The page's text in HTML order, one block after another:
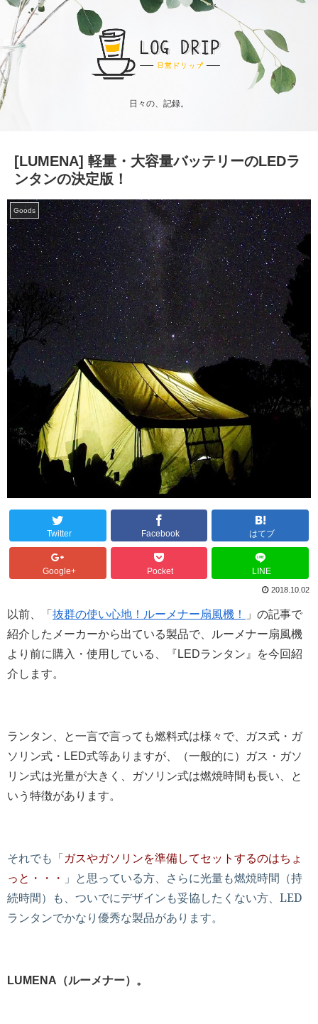
日々の、記録。
[LUMENA] 軽量・大容量バッテリーのLEDラ
ンタンの決定版！
Goods
Twitter Facebook はてブ
Google+ Pocket LINE
2018.10.02
以前、「 抜群の使い心地！ルーメナー扇風機！
」の記事で
紹介したメーカーから出ている製品で、ルーメナー扇風機
より前に購入・使用している、『LEDランタン』を今回紹
介します。
ランタン、と一言で言っても燃料式は様々で、ガス式・ガ
ソリン式・LED式等ありますが、（一般的に）ガス・ガソ
リン式は光量が大きく、ガソリン式は燃焼時間も長い、と
いう特徴があります。
それでも「ガスやガソリンを準備してセットするのはちょ
っと・・・ 」と思っている方、さらに光量も燃焼時間（持
続時間）も、ついでにデザインも妥協したくない方、LED
ランタンでかなり優秀な製品があります。
LUMENA（ルーメナー）。